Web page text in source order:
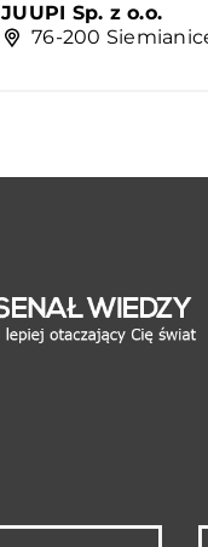
JUUPI Sp. z o.o.
76-200